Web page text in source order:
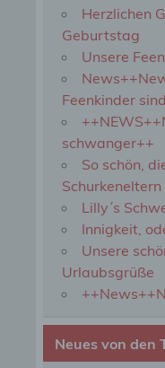
Herzlichen
Geburtstag
Unsere
Feenkinder
schwanger++
So schön,
Schurkeneltern
Lilly´s
Innigkeit,
Unsere
Urlaubsgrüße
Neues von den